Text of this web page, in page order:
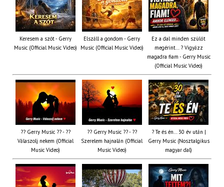
Keresem a szót - Gerry
Music (Official Music Video)
Elszáll a gondom - Gerry
Music (Official Music Video)
Ez a dal minden szülőt
megérint… ? Vigyázz
magadra fiam - Gerry Music
(Official Music Video)
?? Gerry Music ?? - ??
Válaszolj nekem (Official
Music Video)
?? Gerry Music ?? - ??
Szerelem hajnalán (Official
Music Video)
? Te és én… 30 év után |
Gerry Music (Nosztalgikus
magyar dal)